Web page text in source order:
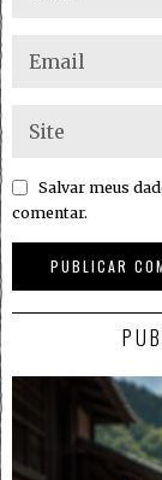
Salvar meus
comentar.